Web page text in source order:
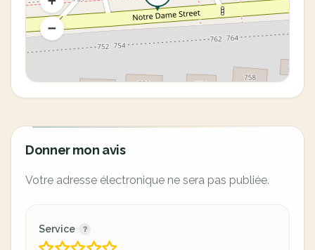
Donner mon avis
Votre adresse électronique ne sera pas publiée.
Service